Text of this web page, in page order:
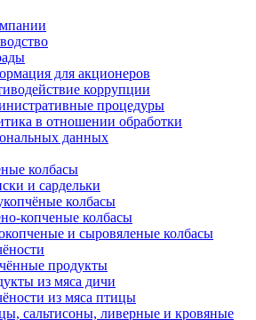
для акционеров
коррупции
процедуры
в отношении обработки
данных
колбасы
и сардельки
колбасы
копченые колбасы
и сыровяленые колбасы
продукты
из мяса дичи
из мяса птицы
сальтисоны, ливерные и кровяные